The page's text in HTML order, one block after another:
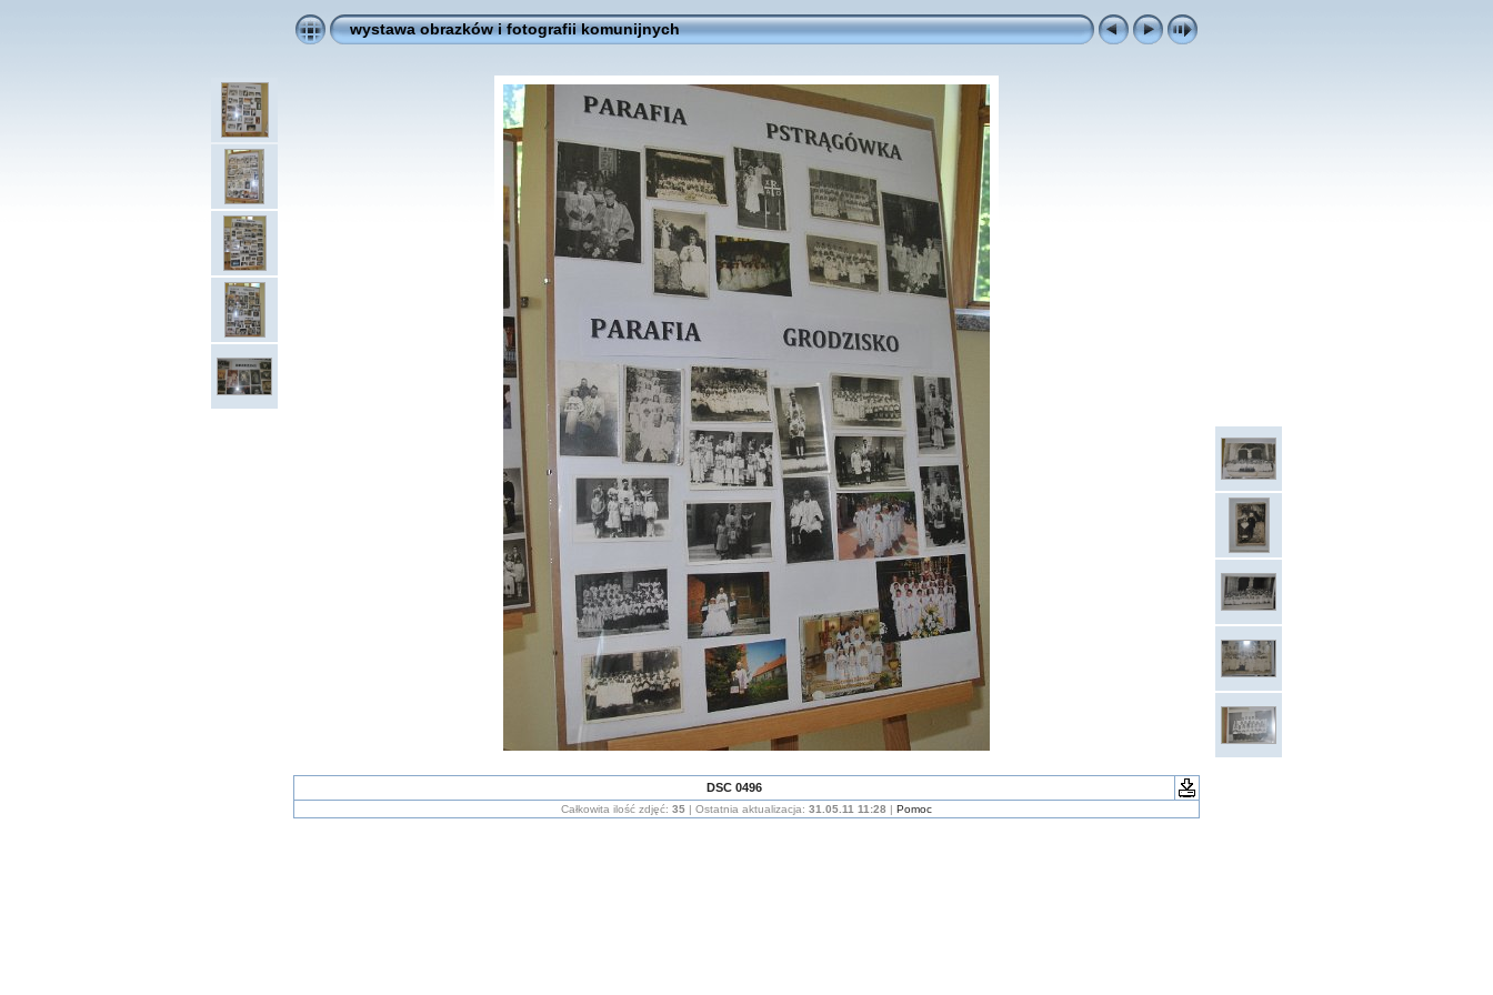
wystawa obrazków i fotografii komunijnych
DSC 0496
Całkowita ilość zdjęć: 35 | Ostatnia aktualizacja: 31.05.11 11:28 | Pomoc